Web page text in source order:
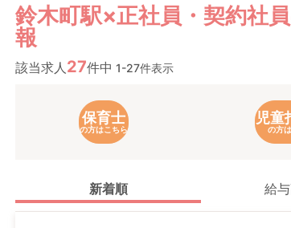
鈴木町駅×正社員・契約社
報
該当求人 27件中 1-27件表示
保育士
の方はこちら
児童
の方
新着順 給